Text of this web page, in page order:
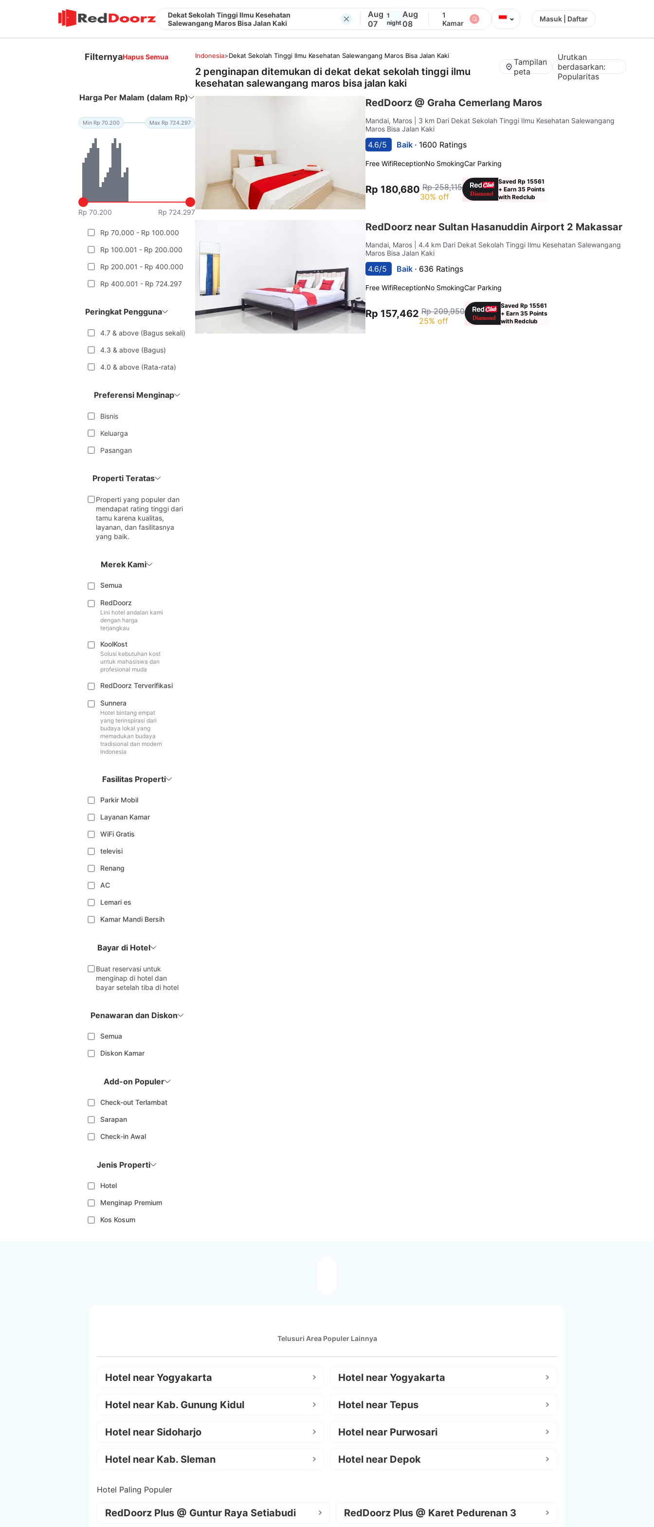
Dekat Sekolah Tinggi Ilmu Kesehatan
Salewangang Maros Bisa Jalan Kaki
Aug
07
1
night
Aug
08
1
Kamar
⌄ Masuk | Daftar
FilternyaHapus Semua
Harga Per Malam (dalam Rp)
Min Rp 70.200 Max Rp 724.297
Rp 70.200 Rp 724.297
Rp 70.000 - Rp 100.000
Rp 100.001 - Rp 200.000
Rp 200.001 - Rp 400.000
Rp 400.001 - Rp 724.297
Peringkat Pengguna
4.7 & above (Bagus sekali)
4.3 & above (Bagus)
4.0 & above (Rata-rata)
Preferensi Menginap
Bisnis
Keluarga
Pasangan
Properti Teratas
Properti yang populer dan
mendapat rating tinggi dari
tamu karena kualitas,
layanan, dan fasilitasnya
yang baik.
Merek Kami
Semua
RedDoorz
Lini hotel andalan kami
dengan harga
terjangkau
KoolKost
Solusi kebutuhan kost
untuk mahasiswa dan
profesional muda
RedDoorz Terverifikasi
Sunnera
Hotel bintang empat
yang terinspirasi dari
budaya lokal yang
memadukan budaya
tradisional dan modern
Indonesia
Fasilitas Properti
Parkir Mobil
Layanan Kamar
WiFi Gratis
televisi
Renang
AC
Lemari es
Kamar Mandi Bersih
Bayar di Hotel
Buat reservasi untuk
menginap di hotel dan
bayar setelah tiba di hotel
Penawaran dan Diskon
Semua
Diskon Kamar
Add-on Populer
Check-out Terlambat
Sarapan
Check-in Awal
Jenis Properti
Hotel
Menginap Premium
Kos Kosum
Indonesia>Dekat Sekolah Tinggi Ilmu Kesehatan Salewangang Maros Bisa Jalan Kaki
2 penginapan ditemukan di dekatdekat sekolah tinggi ilmu
kesehatan salewangang maros bisa jalan kaki
Tampilan
peta
Urutkan
berdasarkan:
Popularitas
RedDoorz @ Graha Cemerlang Maros
Mandai, Maros
| 3 km Dari Dekat Sekolah Tinggi Ilmu Kesehatan Salewangang
Maros Bisa Jalan Kaki
4.6/5 Baik · 1600 Ratings
Free WifiReceptionNo SmokingCar Parking
Rp 180,680 Rp 258,115
30% off
Saved Rp 15561
+ Earn 35 Points
with Redclub
RedDoorz near Sultan Hasanuddin Airport 2 Makassar
Mandai, Maros
| 4.4 km Dari Dekat Sekolah Tinggi Ilmu Kesehatan Salewangang
Maros Bisa Jalan Kaki
4.6/5 Baik · 636 Ratings
Free WifiReceptionNo SmokingCar Parking
Rp 157,462 Rp 209,950
25% off
Saved Rp 15561
+ Earn 35 Points
with Redclub
Telusuri Area Populer Lainnya
Hotel near Yogyakarta Hotel near Yogyakarta
Hotel near Kab. Gunung Kidul Hotel near Tepus
Hotel near Sidoharjo Hotel near Purwosari
Hotel near Kab. Sleman Hotel near Depok
Hotel Paling Populer
RedDoorz Plus @ Guntur Raya Setiabudi RedDoorz Plus @ Karet Pedurenan 3